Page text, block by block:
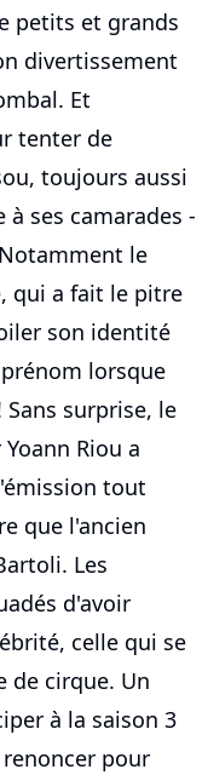
petits et grands
divertissement
Et
tenter de
toujours aussi
ses camarades -
le
qui a fait le pitre
son identité
lorsque
surprise, le
Riou a
tout
que l'ancien
Les
d'avoir
celle qui se
de cirque. Un
à la saison 3
pour